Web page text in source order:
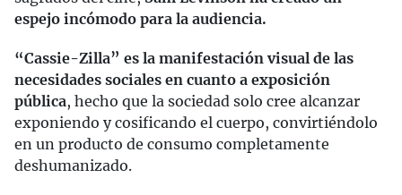
espejo incómodo para la audiencia.
“Cassie-Zilla” es la manifestación visual de las
necesidades sociales en cuanto a exposición
pública, hecho que la sociedad solo cree alcanzar
exponiendo y cosificando el cuerpo, convirtiéndolo
en un producto de consumo completamente
deshumanizado.